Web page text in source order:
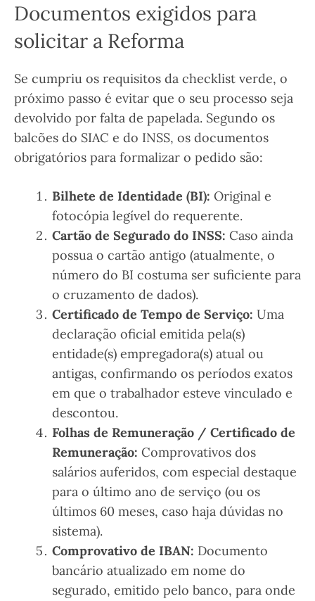
Documentos exigidos para
solicitar a Reforma
Se cumpriu os requisitos da checklist verde, o
próximo passo é evitar que o seu processo seja
devolvido por falta de papelada. Segundo os
balcões do SIAC e do INSS, os documentos
obrigatórios para formalizar o pedido são:
Bilhete de Identidade (BI): Original e
fotocópia legível do requerente.
Cartão de Segurado do INSS: Caso ainda
possua o cartão antigo (atualmente, o
número do BI costuma ser suficiente para
o cruzamento de dados).
Certificado de Tempo de Serviço: Uma
declaração oficial emitida pela(s)
entidade(s) empregadora(s) atual ou
antigas, confirmando os períodos exatos
em que o trabalhador esteve vinculado e
descontou.
Folhas de Remuneração / Certificado de
Remuneração: Comprovativos dos
salários auferidos, com especial destaque
para o último ano de serviço (ou os
últimos 60 meses, caso haja dúvidas no
sistema).
Comprovativo de IBAN: Documento
bancário atualizado em nome do
segurado, emitido pelo banco, para onde